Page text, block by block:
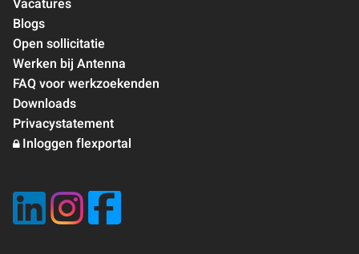
Vacatures
Blogs
Open sollicitatie
Werken bij Antenna
FAQ voor werkzoekenden
Downloads
Privacystatement
Inloggen flexportal